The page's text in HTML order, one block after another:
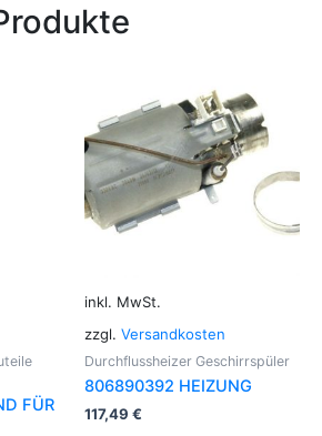
FÜR
inkl. MwSt.
zzgl. Versandkosten
Durchflussheizer Geschirrspüler
806890392 HEIZUNG
117,49 €